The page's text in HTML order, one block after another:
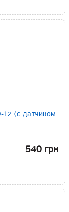
(с датчиком
540 грн